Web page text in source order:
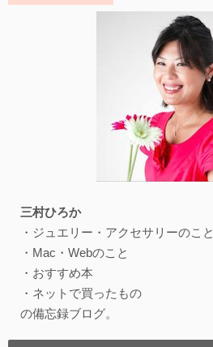
三村ひろか
・ジュエリー・アクセサリーのこと
・Mac・Webのこと
・おすすめ本
・ネットで買ったもの
の備忘録ブログ。